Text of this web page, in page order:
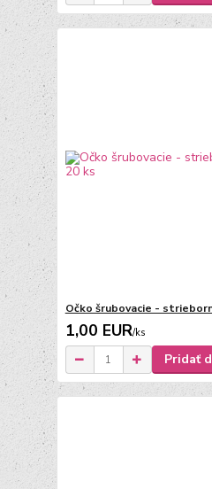
Očko šrubovacie -
1,00 EUR/ks
Pridať